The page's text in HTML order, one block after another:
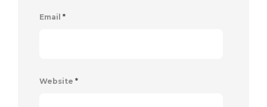
Email *
Website *